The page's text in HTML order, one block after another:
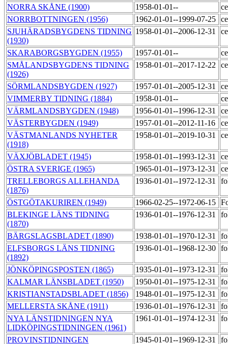
NORRA SKÅNE (1900)
1958-01-01--
NORRBOTTNINGEN (1956)
1962-01-01--1999-07-25
SJUHÄRADSBYGDENS TIDNING
(1930)
1958-01-01--2006-12-31
SKARABORGSBYGDEN (1955) 1957-01-01--
SMÅLANDSBYGDENS TIDNING
(1926)
1958-01-01--2017-12-22
SÖRMLANDSBYGDEN (1927) 1957-01-01--2005-12-31
VIMMERBY TIDNING (1884)
1958-01-01--
VÄRMLANDSBYGDEN (1948)
1956-01-01--1996-12-31
VÄSTERBYGDEN (1949)
1957-01-01--2012-11-16
VÄSTMANLANDS NYHETER
(1918)
1958-01-01--2019-10-31
VÄXJÖBLADET (1945) 1958-01-01--1993-12-31
ÖSTRA SVERIGE (1965)
1965-01-01--1973-12-31
TRELLEBORGS ALLEHANDA
(1876)
1936-01-01--1972-12-31
ÖSTGÖTAKURIREN (1949) 1966-02-25--1972-06-15
BLEKINGE LÄNS TIDNING
(1870)
1936-01-01--1976-12-31
BÄRGSLAGSBLADET (1890) 1938-01-01--1970-12-31
ELFSBORGS LÄNS TIDNING
(1892)
1936-01-01--1968-12-30
JÖNKÖPINGSPOSTEN (1865) 1935-01-01--1973-12-31
KALMAR LÄNSBLADET (1950)
1950-01-01--1975-12-31
KRISTIANSTADSBLADET (1856)
1948-01-01--1975-12-31
MELLERSTA SKÅNE (1911)
1936-01-01--1976-12-31
NYA LÄNSTIDNINGEN NYA
LIDKÖPINGSTIDNINGEN (1961)
1961-01-01--1974-12-31
PROVINSTIDNINGEN
1945-01-01--1969-12-31